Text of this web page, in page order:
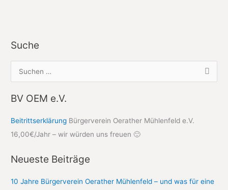
Suche
u
c
e
n
a
BV OEM e.V.
Beitrittserklärung Bürgerverein Oerather Mühlenfeld e.V.
16,00€/Jahr – wir würden uns freuen 🙂
Neueste Beiträge
10 Jahre Bürgerverein Oerather Mühlenfeld – und was für eine